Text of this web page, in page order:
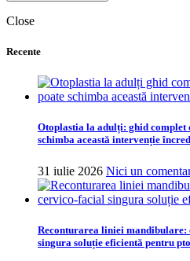
Close
Recente
Otoplastia la adulți: ghid complet
schimba această intervenție
31 iulie 2026 Nici un
Reconturarea liniei
singura soluție eficientă pentru